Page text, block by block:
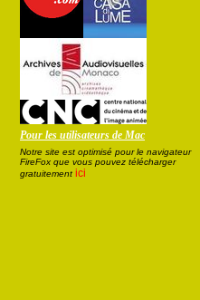
Pour les utilisateurs de Mac
Notre site est optimisé pour le navigateur
FireFox que vous pouvez télécharger
gratuitement ici